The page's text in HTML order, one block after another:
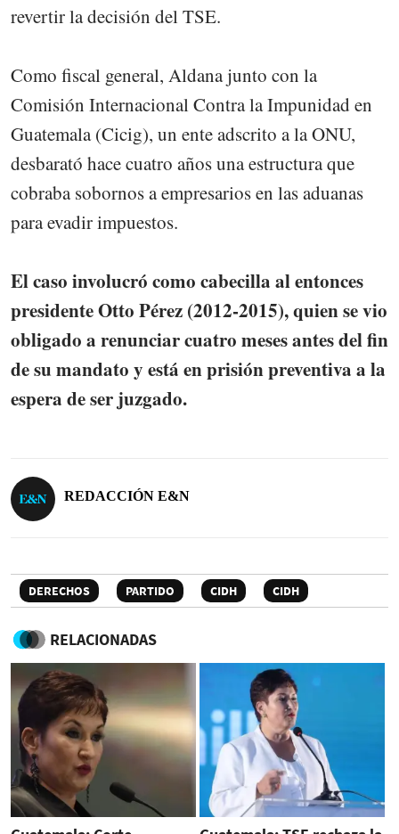
revertir la decisión del TSE.
Como fiscal general, Aldana junto con la
Comisión Internacional Contra la Impunidad en
Guatemala (Cicig), un ente adscrito a la ONU,
desbarató hace cuatro años una estructura que
cobraba sobornos a empresarios en las aduanas
para evadir impuestos.
El caso involucró como cabecilla al entonces
presidente Otto Pérez (2012-2015), quien se vio
obligado a renunciar cuatro meses antes del fin
de su mandato y está en prisión preventiva a la
espera de ser juzgado.
REDACCIÓN E&N
DERECHOS PARTIDO CIDH CIDH
RELACIONADAS